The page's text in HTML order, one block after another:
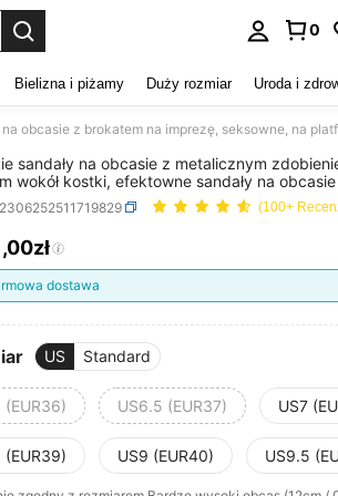
0
Bielizna i piżamy Duży rozmiar Uroda i
sandały na obcasie z metalicznym
wokół kostki, efektowne sandały na
na imprezę, seksowne, na platformie, letnie
(100+
AND
,00zł
dostawa
US Standard
(EUR36) US6.5 (EUR37) US7
(EUR39) US9 (EUR40) US9.5